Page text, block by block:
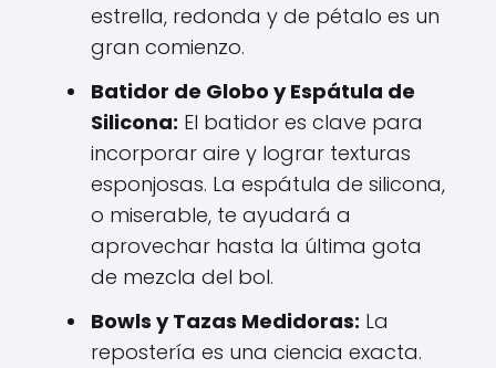
estrella, redonda y de pétalo es un
gran comienzo.
Batidor de Globo y Espátula de
Silicona: El batidor es clave para
incorporar aire y lograr texturas
esponjosas. La espátula de silicona,
o miserable, te ayudará a
aprovechar hasta la última gota
de mezcla del bol.
Bowls y Tazas Medidoras: La
repostería es una ciencia exacta.